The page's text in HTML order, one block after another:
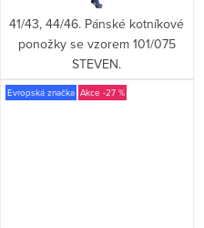
41/43, 44/46. Pánské kotníkové
ponožky se vzorem 101/075
STEVEN.
Evropská značka -27 %